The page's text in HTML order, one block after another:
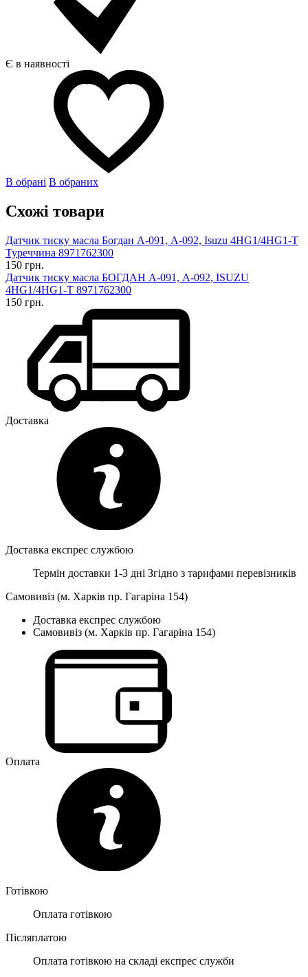
Є в наявності
В обрані В обраних
Схожі товари
Датчик тиску масла Богдан А-091, А-092, Isuzu 4HG1/4HG1-T
Туреччина 8971762300
150 грн.
Датчик тиску масла БОГДАН А-091, А-092, ISUZU
4HG1/4HG1-T 8971762300
150 грн.
Доставка
Доставка експрес службою
Термін доставки 1-3 дні Згідно з тарифами перевізників
Самовивіз (м. Харків пр. Гагаріна 154)
Доставка експрес службою
Самовивіз (м. Харків пр. Гагаріна 154)
Оплата
Готівкою
Оплата готівкою
Післяплатою
Оплата готівкою на складі експрес служби